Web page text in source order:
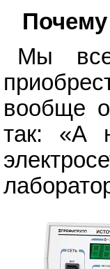
Мы
вообще
так: «А